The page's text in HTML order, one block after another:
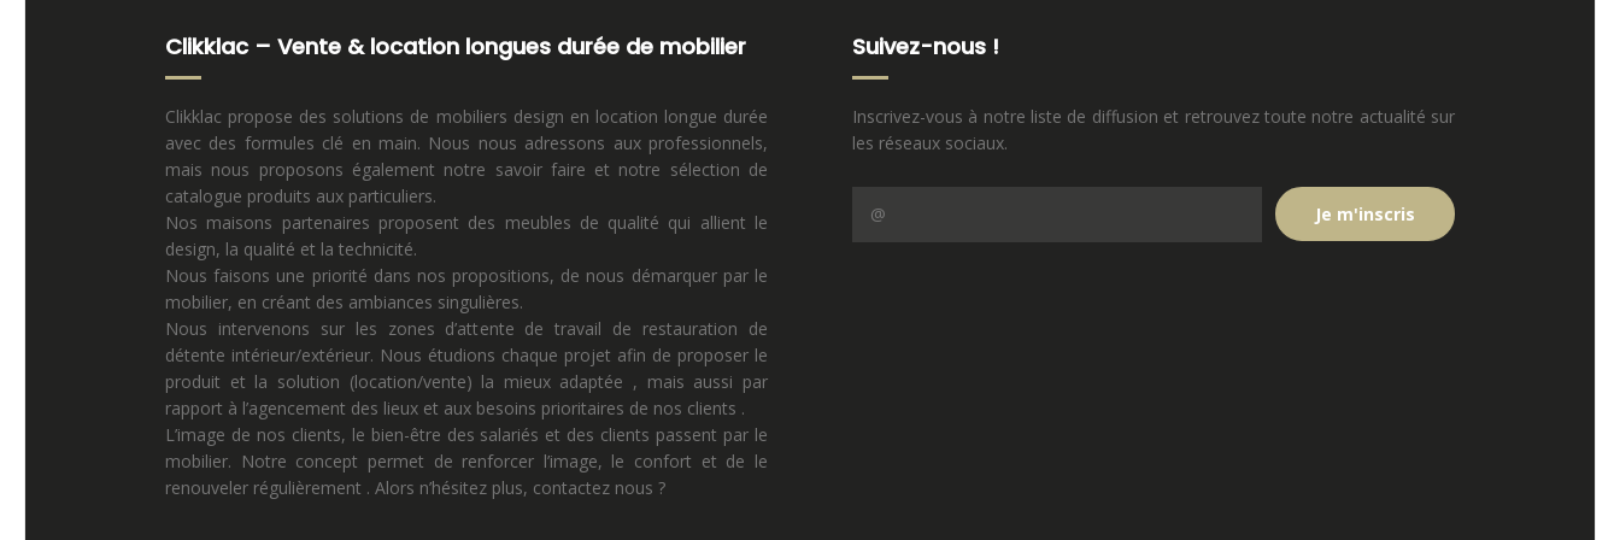
Clikklac – Vente & location longues durée de mobilier
Clikklac propose des solutions de mobiliers design en location longue durée
avec des formules clé en main. Nous nous adressons aux professionnels,
mais nous proposons également notre savoir faire et notre sélection de
catalogue produits aux particuliers.
Nos maisons partenaires proposent des meubles de qualité qui allient le
design, la qualité et la technicité.
Nous faisons une priorité dans nos propositions, de nous démarquer par le
mobilier, en créant des ambiances singulières.
Nous intervenons sur les zones d’attente de travail de restauration de
détente intérieur/extérieur. Nous étudions chaque projet afin de proposer le
produit et la solution (location/vente) la mieux adaptée , mais aussi par
rapport à l’agencement des lieux et aux besoins prioritaires de nos clients .
L’image de nos clients, le bien-être des salariés et des clients passent par le
mobilier. Notre concept permet de renforcer l’image, le confort et de le
renouveler régulièrement . Alors n’hésitez plus, contactez nous ?
Suivez-nous !
Inscrivez-vous à notre liste de diffusion et retrouvez toute notre actualité sur
les réseaux sociaux.